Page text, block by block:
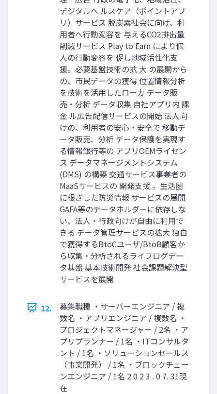
デジタルヘ ルスケア（ポイントアプ
リ）サービス 脱炭素社会に向け、利
用者へ行動変容を 与えるCO2排出量
削減サービス Play to Earn により個
人の行動変容を 促し地域活性化支
援。必要基盤技術の拡 大 の展開から
の、市民データの獲得 位置情報分析
を技術を活用したローカ データ販
売・分析 データ収集 自社アプリ内 課
金 ル広告配信サービスの開始 法人向
けの、利用者の安心・安全で 移動デ
ータ販売、分析 データ保護を実現す
る情報銀行等の アプリOEMライセン
ス データマネージメントシステム
(DMS) の構築 交通サービス事業者の
MaaSサービスの 開発支援 。生活圏
に根ざした防災情報 サービスの展開
GAFA等のデータホルダーに依存しな
い、法人・行政向けが自由に利用で
きる データ管理サービスの拡大 独自
で獲得するBtoCユーザ/BtoB顧客か
ら収集・分析されるライフログデー
タ基盤 基本技術開発 社会課題解決型
サービスを展開
12.
募集職種 ・サーバーエンジニア / 複
数名 ・アプリエンジニア / 複数名 ・
プロジェクトマネージャー / 2名 ・ア
プリプランナー / 1名 ・ITコンサルタ
ント / 1名 ・ソリューションセールス
（事業開発） / 1名 ・ブロックチェー
ンエンジニア / 1名 2 0 2 3 . 0 7. 31現
在